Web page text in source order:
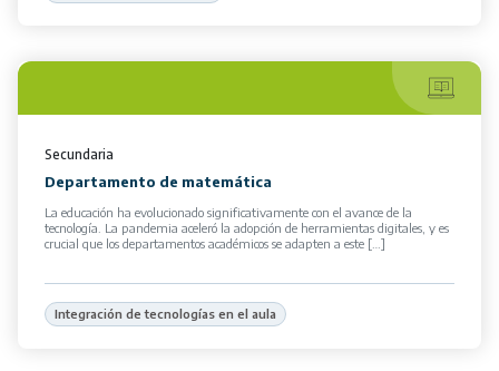
Secundaria
Departamento de matemática
La educación ha evolucionado significativamente con el avance de la
tecnología. La pandemia aceleró la adopción de herramientas digitales, y es
crucial que los departamentos académicos se adapten a este […]
Integración de tecnologías en el aula